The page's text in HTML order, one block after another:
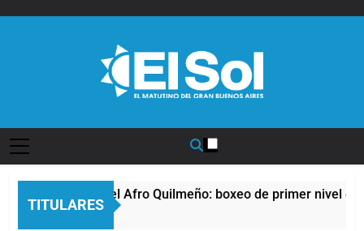
TITULARES
La noche del Afro Quilmeño: boxeo de primer nivel en
13 Horas Atrás